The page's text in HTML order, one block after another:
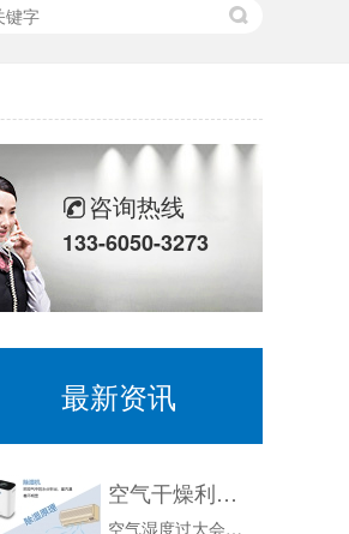
咨询热线
133-6050-3273
最新资讯
空气干燥利器——除湿机
空气湿度过大会导致不良影响，例如使人感觉不适、生病、材料损坏和工作场所事故危险性增加等。是用安诗曼除湿机可以降低空气湿度，可克服这些不良影响...